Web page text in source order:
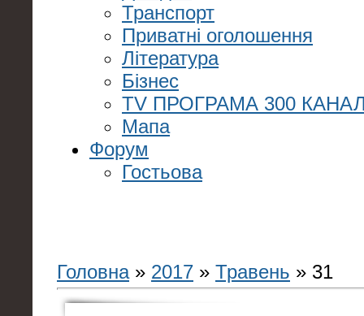
Транспорт
Приватні оголошення
Література
Бізнес
TV ПРОГРАМА 300
Мапа
Форум
Гостьова
Головна» 2017 » Травень » 31